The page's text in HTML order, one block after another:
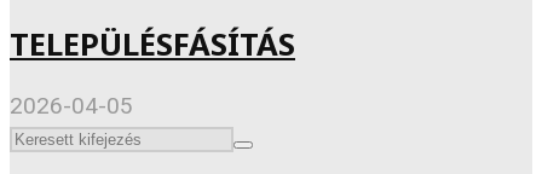
TELEPÜLÉSFÁSÍTÁS
2026-04-05